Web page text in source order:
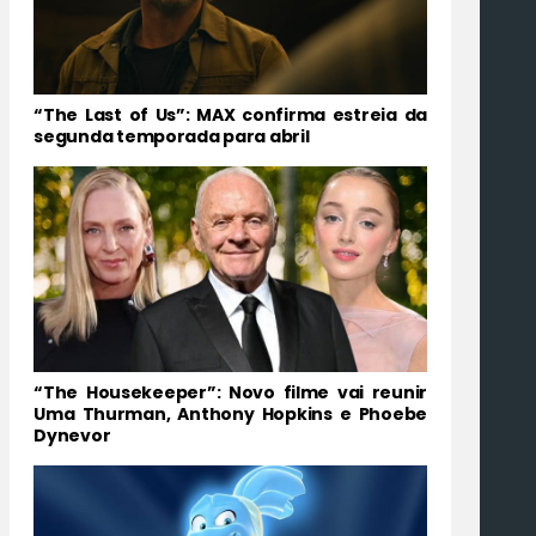
“The Last of Us”: MAX confirma estreia da
segunda temporada para abril
“The Housekeeper”: Novo filme vai reunir
Uma Thurman, Anthony Hopkins e Phoebe
Dynevor